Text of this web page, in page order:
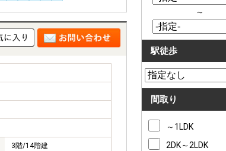
3階/14階建
～
駅徒歩
間取り
～1LDK
2DK～2LDK